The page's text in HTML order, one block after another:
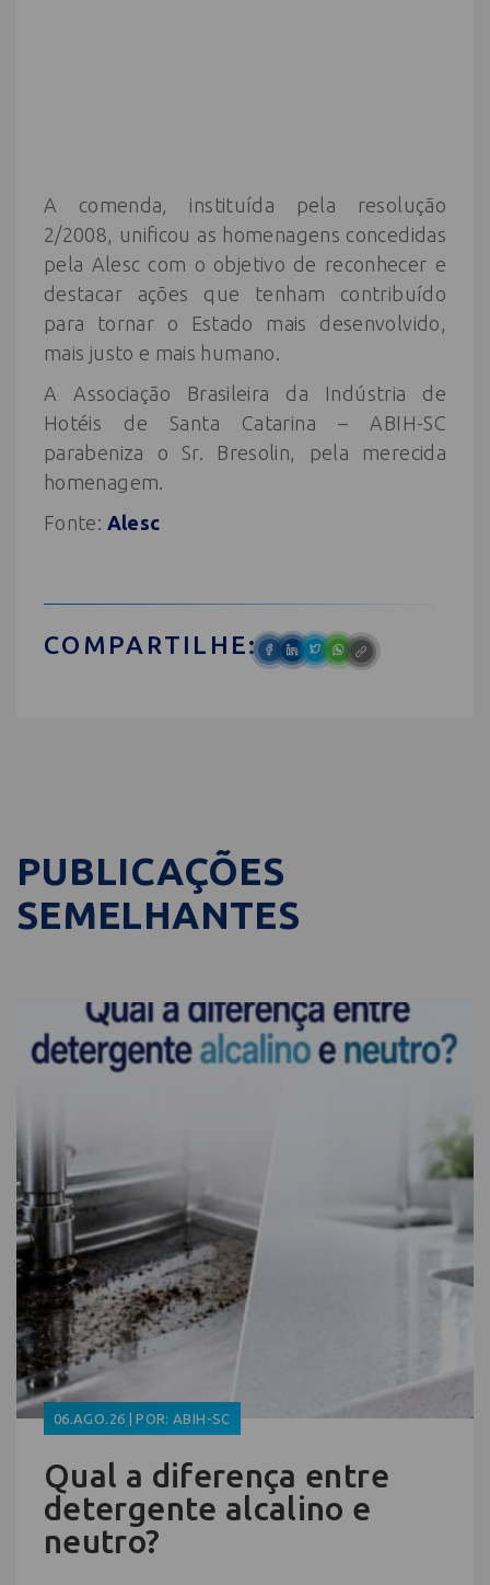
A comenda, instituída pela resolução
2/2008, unificou as homenagens concedidas
pela Alesc com o objetivo de reconhecer e
destacar ações que tenham contribuído
para tornar o Estado mais desenvolvido,
mais justo e mais humano.
A Associação Brasileira da Indústria de
Hotéis de Santa Catarina – ABIH-SC
parabeniza o Sr. Bresolin, pela merecida
homenagem.
Fonte: Alesc
COMPARTILHE:
PUBLICAÇÕES
SEMELHANTES
06.AGO.26 | POR: ABIH-SC
Qual a diferença entre
detergente alcalino e
neutro?